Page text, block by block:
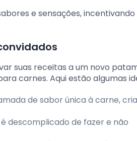
e sensações, incentivando
suas receitas a um novo
carnes. Aqui estão algumas
de sabor única à carne,
descomplicado de fazer e não